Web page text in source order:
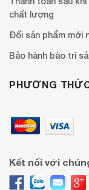
chất lượng
Đổi sản phẩm mới
Bảo hành bào trì
PHƯƠNG
Kết nối với